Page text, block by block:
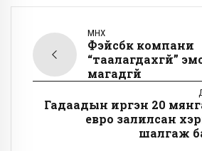
ӨМНӨХ
Фэйсбүүк компани
“таалагдахгүй”
магадгүй
Гадаадын иргэн 20
евро залилсан
шалгаж